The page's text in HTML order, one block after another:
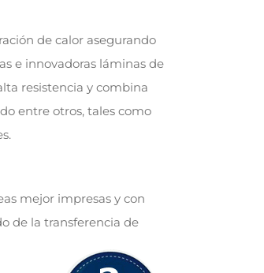
de calor asegurando
e innovadoras láminas de
resistencia y combina
entre otros, tales como
mejor impresas y con
de la transferencia de